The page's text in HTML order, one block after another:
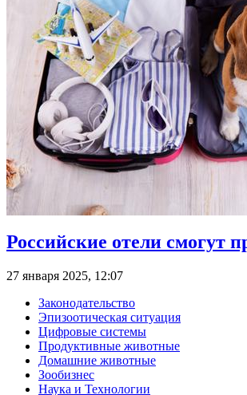
Российские отели смогут
27 января 2025, 12:07
Законодательство
Эпизоотическая ситуация
Цифровые системы
Продуктивные животные
Домашние животные
Зообизнес
Наука и Технологии